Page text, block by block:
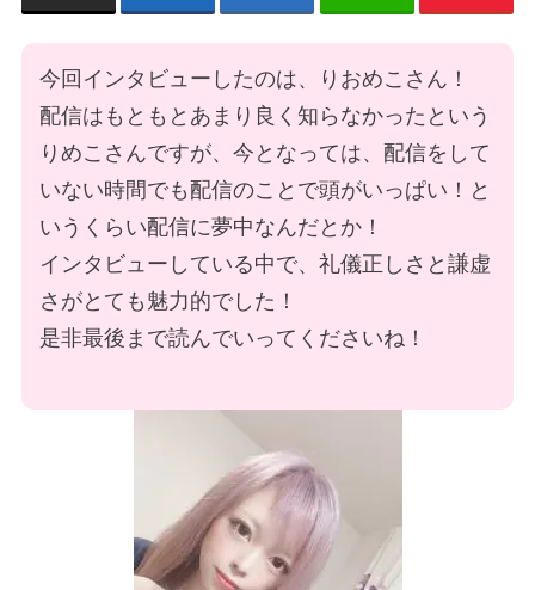
今回インタビューしたのは、りおめこさん！
配信はもともとあまり良く知らなかったという
りめこさんですが、今となっては、配信をして
いない時間でも配信のことで頭がいっぱい！と
いうくらい配信に夢中なんだとか！
インタビューしている中で、礼儀正しさと謙虚
さがとても魅力的でした！
是非最後まで読んでいってくださいね！